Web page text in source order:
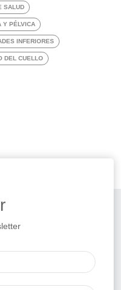
SALUD
Y PÉLVICA
INFERIORES
DEL CUELLO